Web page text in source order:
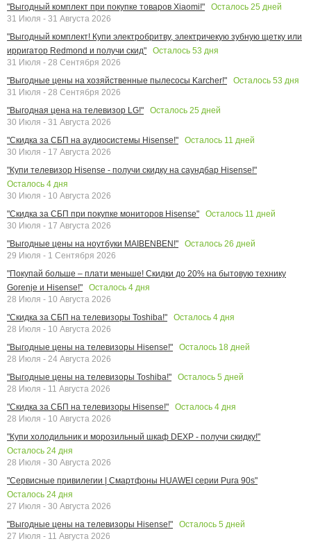
"Выгодный комплект при покупке товаров Xiaomi!"
Осталось 25 дней
31 Июля - 31 Августа 2026
"Выгодный комплект! Купи электробритву, электричекую зубную щетку или
ирригатор Redmond и получи скид"
Осталось 53 дня
31 Июля - 28 Сентября 2026
"Выгодные цены на хозяйственные пылесосы Karcher!"
Осталось 53 дня
31 Июля - 28 Сентября 2026
"Выгодная цена на телевизор LG!"
Осталось 25 дней
30 Июля - 31 Августа 2026
"Скидка за СБП на аудиосистемы Hisense!"
Осталось 11 дней
30 Июля - 17 Августа 2026
"Купи телевизор Hisense - получи скидку на саундбар Hisense!"
Осталось 4 дня
30 Июля - 10 Августа 2026
"Скидка за СБП при покупке мониторов Hisense"
Осталось 11 дней
30 Июля - 17 Августа 2026
"Выгодные цены на ноутбуки MAIBENBEN!"
Осталось 26 дней
29 Июля - 1 Сентября 2026
"Покупай больше – плати меньше! Скидки до 20% на бытовую технику
Gorenje и Hisense!"
Осталось 4 дня
28 Июля - 10 Августа 2026
"Скидка за СБП на телевизоры Toshiba!"
Осталось 4 дня
28 Июля - 10 Августа 2026
"Выгодные цены на телевизоры Hisense!"
Осталось 18 дней
28 Июля - 24 Августа 2026
"Выгодные цены на телевизоры Toshiba!"
Осталось 5 дней
28 Июля - 11 Августа 2026
"Скидка за СБП на телевизоры Hisense!"
Осталось 4 дня
28 Июля - 10 Августа 2026
"Купи холодильник и морозильный шкаф DEXP - получи скидку!"
Осталось 24 дня
28 Июля - 30 Августа 2026
"Сервисные привилегии | Смартфоны HUAWEI серии Pura 90s"
Осталось 24 дня
27 Июля - 30 Августа 2026
"Выгодные цены на телевизоры Hisense!"
Осталось 5 дней
27 Июля - 11 Августа 2026